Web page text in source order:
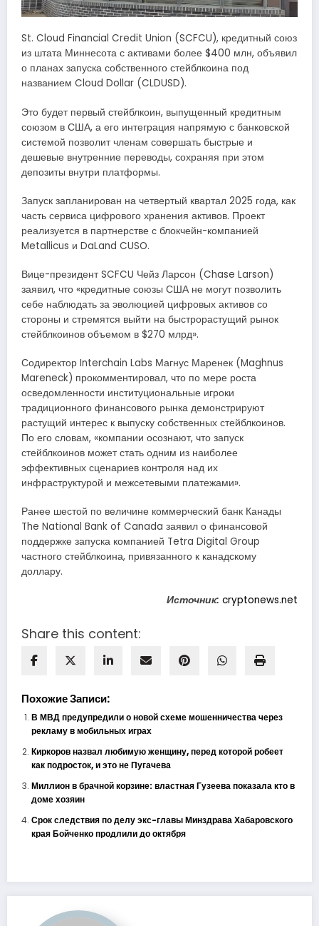
St. Cloud Financial Credit Union (SCFCU), кредитный союз
из штата Миннесота с активами более $400 млн, объявил
о планах запуска собственного стейблкоина под
названием Cloud Dollar (CLDUSD).
Это будет первый стейблкоин, выпущенный кредитным
союзом в США, а его интеграция напрямую с банковской
системой позволит членам совершать быстрые и
дешевые внутренние переводы, сохраняя при этом
депозиты внутри платформы.
Запуск запланирован на четвертый квартал 2025 года, как
часть сервиса цифрового хранения активов. Проект
реализуется в партнерстве с блокчейн-компанией
Metallicus и DaLand CUSO.
Вице-президент SCFCU Чейз Ларсон (Chase Larson)
заявил, что «кредитные союзы США не могут позволить
себе наблюдать за эволюцией цифровых активов со
стороны и стремятся выйти на быстрорастущий рынок
стейблкоинов объемом в $270 млрд».
Содиректор Interchain Labs Магнус Маренек (Maghnus
Mareneck) прокомментировал, что по мере роста
осведомленности институциональные игроки
традиционного финансового рынка демонстрируют
растущий интерес к выпуску собственных стейблкоинов.
По его словам, «компании осознают, что запуск
стейблкоинов может стать одним из наиболее
эффективных сценариев контроля над их
инфраструктурой и межсетевыми платежами».
Ранее шестой по величине коммерческий банк Канады
The National Bank of Canada заявил о финансовой
поддержке запуска компанией Tetra Digital Group
частного стейблкоина, привязанного к канадскому
доллару.
Источник: cryptonews.net
Share this content:
Похожие Записи:
В МВД предупредили о новой схеме мошенничества через
рекламу в мобильных играх
Киркоров назвал любимую женщину, перед которой робеет
как подросток, и это не Пугачева
Миллион в брачной корзине: властная Гузеева показала кто в
доме хозяин
Срок следствия по делу экс-главы Минздрава Хабаровского
края Бойченко продлили до октября